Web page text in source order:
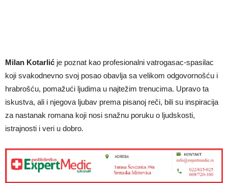
Milan Kotarlić je poznat kao profesionalni vatrogasac-spasilac
koji svakodnevno svoj posao obavlja sa velikom odgovornošću i
hrabrošću, pomažući ljudima u najtežim trenucima. Upravo ta
iskustva, ali i njegova ljubav prema pisanoj reči, bili su inspiracija
za nastanak romana koji nosi snažnu poruku o ljudskosti,
istrajnosti i veri u dobro.